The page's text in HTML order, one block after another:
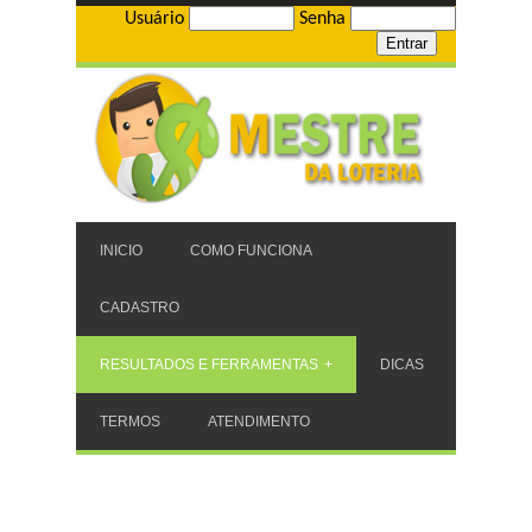
Usuário Senha
INICIO COMO FUNCIONA
CADASTRO
RESULTADOS E FERRAMENTAS DICAS
TERMOS ATENDIMENTO